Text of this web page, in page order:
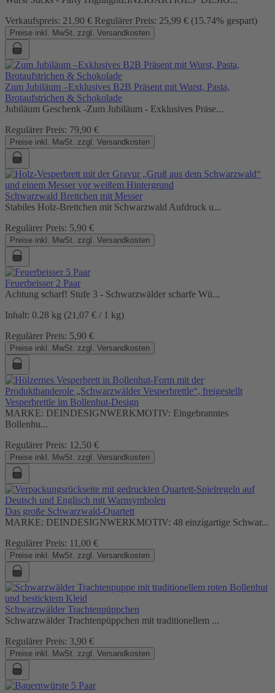
Verkaufspreis: 21,90 € Regulärer Preis: 25,99 € (15.74% gespart)
Preise inkl. MwSt. zzgl. Versandkosten
Zum Jubiläum –Exklusives B2B Präsent mit Wurst, Pasta,
Brotaufstrichen & Schokolade
Jubiläum Geschenk -Zum Jubiläum - Exklusives Präse...
Regulärer Preis: 79,90 €
Preise inkl. MwSt. zzgl. Versandkosten
Schwarzwald Brettchen mit Messer
Stabiles Holz-Brettchen mit Schwarzwald Aufdruck u...
Regulärer Preis: 5,90 €
Preise inkl. MwSt. zzgl. Versandkosten
Feuerbeisser 2 Paar
Achtung scharf! Stufe 3 - Schwarzwälder scharfe Wü...
Inhalt: 0.28 kg (21,07 € / 1 kg)
Regulärer Preis: 5,90 €
Preise inkl. MwSt. zzgl. Versandkosten
Vesperbrettle im Bollenhut-Design
MARKE: DEINDESIGNWERKMOTIV: Eingebranntes
Bollenhu...
Regulärer Preis: 12,50 €
Preise inkl. MwSt. zzgl. Versandkosten
Das große Schwarzwald-Quartett
MARKE: DEINDESIGNWERKMOTIV: 48 einzigartige Schwar...
Regulärer Preis: 11,00 €
Preise inkl. MwSt. zzgl. Versandkosten
Schwarzwälder Trachtenpüppchen
Schwarzwälder Trachtenpüppchen mit traditionellem ...
Regulärer Preis: 3,90 €
Preise inkl. MwSt. zzgl. Versandkosten